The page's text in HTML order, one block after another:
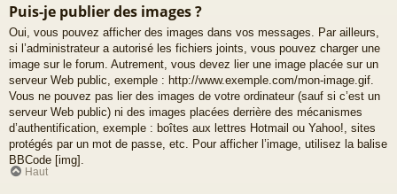
Puis-je publier des images ?
Oui, vous pouvez afficher des images dans vos messages. Par ailleurs,
si l’administrateur a autorisé les fichiers joints, vous pouvez charger une
image sur le forum. Autrement, vous devez lier une image placée sur un
serveur Web public, exemple : http://www.exemple.com/mon-image.gif.
Vous ne pouvez pas lier des images de votre ordinateur (sauf si c’est un
serveur Web public) ni des images placées derrière des mécanismes
d’authentification, exemple : boîtes aux lettres Hotmail ou Yahoo!, sites
protégés par un mot de passe, etc. Pour afficher l’image, utilisez la balise
BBCode [img].
Haut